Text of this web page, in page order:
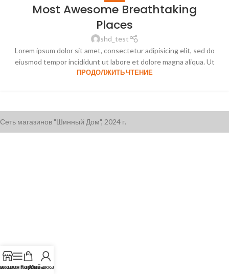
Most Awesome Breathtaking
Places
shd_test
Lorem ipsum dolor sit amet, consectetur adipisicing elit, sed do
eiusmod tempor incididunt ut labore et dolore magna aliqua. Ut
ПРОДОЛЖИТЬ ЧТЕНИЕ
Сеть магазинов "Шинный Дом", 2024 г.
панель
Корзина
Мой аккаунт